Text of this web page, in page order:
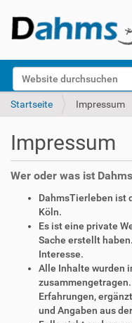
Website durchsuchen
k
Startseite Impressum
Impressum
Wer oder was ist
DahmsTierleben ist
Köln.
Es ist eine private
Sache erstellt
Interesse.
Alle Inhalte wurden
Erfahrungen,
und Angaben aus